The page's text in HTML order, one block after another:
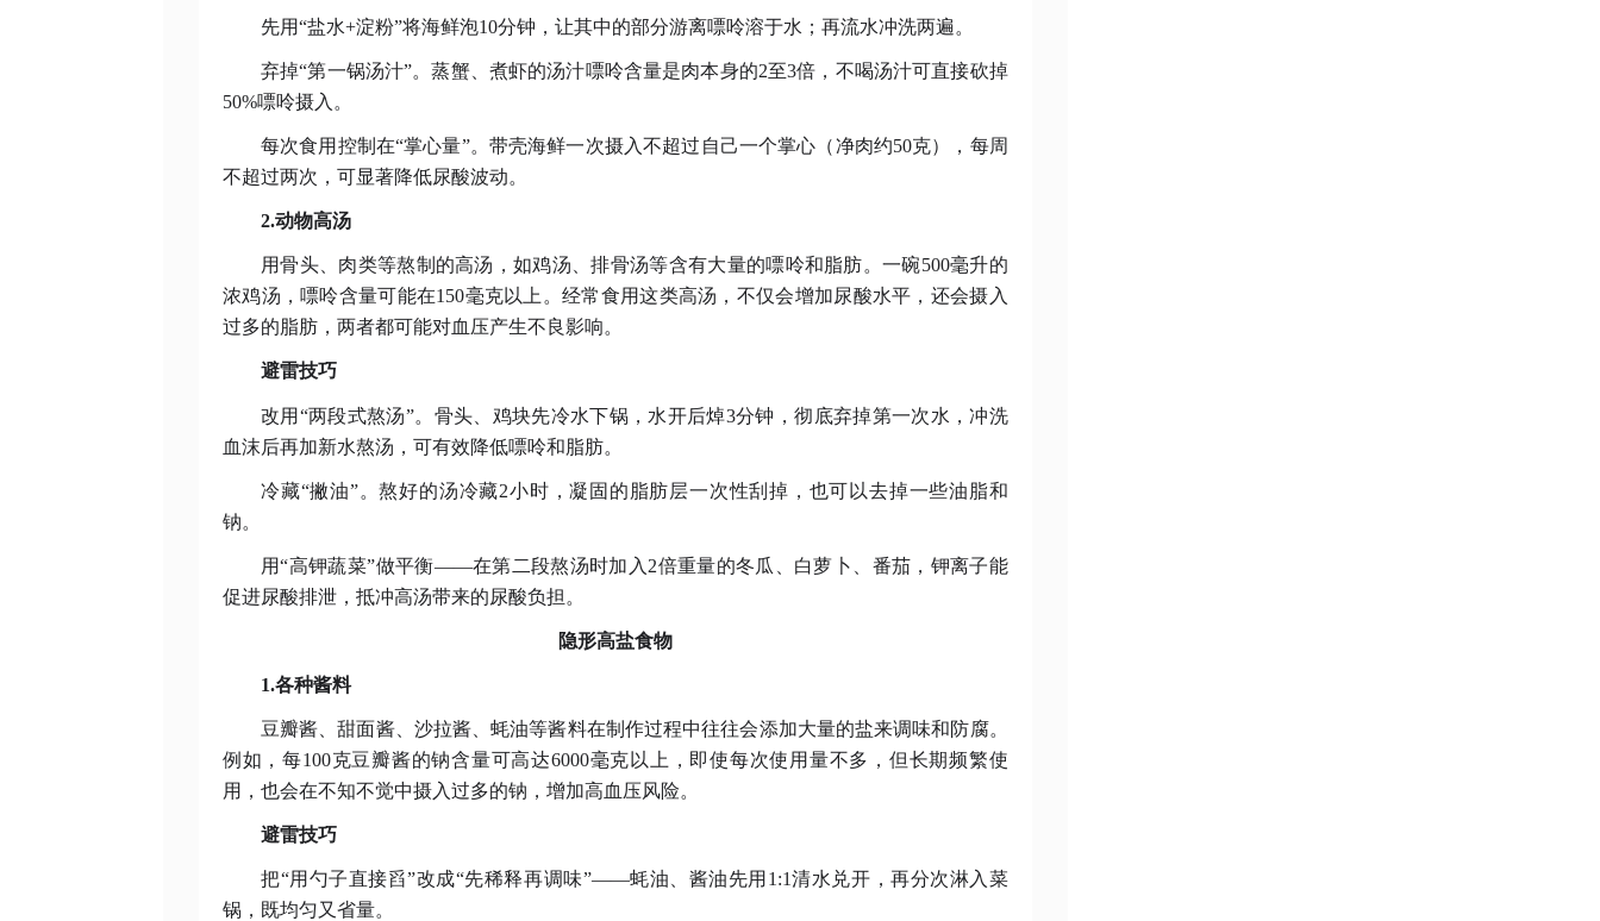
先用“盐水+淀粉”将海鲜泡10分钟，让其中的部分游离嘌呤溶于水；再流水冲洗两遍。
弃掉“第一锅汤汁”。蒸蟹、煮虾的汤汁嘌呤含量是肉本身的2至3倍，不喝汤汁可直接砍掉
50%嘌呤摄入。
每次食用控制在“掌心量”。带壳海鲜一次摄入不超过自己一个掌心（净肉约50克），每周
不超过两次，可显著降低尿酸波动。
2.动物高汤
用骨头、肉类等熬制的高汤，如鸡汤、排骨汤等含有大量的嘌呤和脂肪。一碗500毫升的
浓鸡汤，嘌呤含量可能在150毫克以上。经常食用这类高汤，不仅会增加尿酸水平，还会摄入
过多的脂肪，两者都可能对血压产生不良影响。
避雷技巧
改用 “两段式熬汤”。骨头、鸡块先冷水下锅，水开后焯3分钟，彻底弃掉第一次水，冲洗
血沫后再加新水熬汤，可有效降低嘌呤和脂肪。
冷藏“撇油”。熬好的汤冷藏2小时，凝固的脂肪层一次性刮掉，也可以去掉一些油脂和
钠。
用“高钾蔬菜”做平衡——在第二段熬汤时加入2倍重量的冬瓜、白萝卜、番茄，钾离子能
促进尿酸排泄，抵冲高汤带来的尿酸负担。
隐形高盐食物
1.各种酱料
豆瓣酱、甜面酱、沙拉酱、蚝油等酱料在制作过程中往往会添加大量的盐来调味和防腐。
例如，每100克豆瓣酱的钠含量可高达6000毫克以上，即使每次使用量不多，但长期频繁使
用，也会在不知不觉中摄入过多的钠，增加高血压风险。
避雷技巧
把“用勺子直接舀”改成“先稀释再调味”——蚝油、酱油先用1:1清水兑开，再分次淋入菜
锅，既均匀又省量。